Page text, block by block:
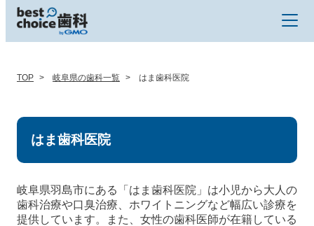
TOP 岐阜県の歯科一覧 はま歯科医院
はま歯科医院
岐阜県羽島市にある「はま歯科医院」は小児から大人の
歯科治療や口臭治療、ホワイトニングなど幅広い診療を
提供しています。また、女性の歯科医師が在籍している